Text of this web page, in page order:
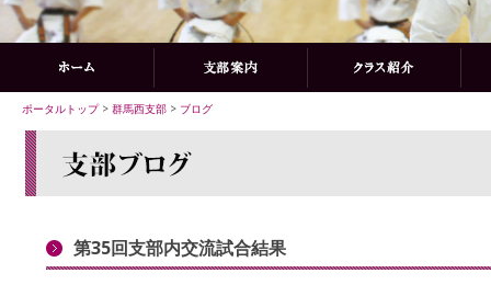
ポータルトップ> 群馬西支部 > ブログ
第35回支部内交流試合結果